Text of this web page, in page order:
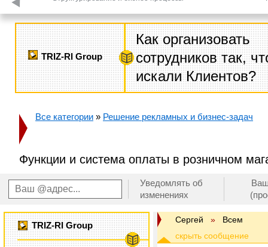
TRIZ-RI Group
Как организовать
сотрудников так,
искали Клиентов?
Все категории » Решение рекламных и бизнес-задач
Функции и система оплаты в розничном
Уведомлять об
изменениях
TRIZ-RI Group
Сергей » Всем